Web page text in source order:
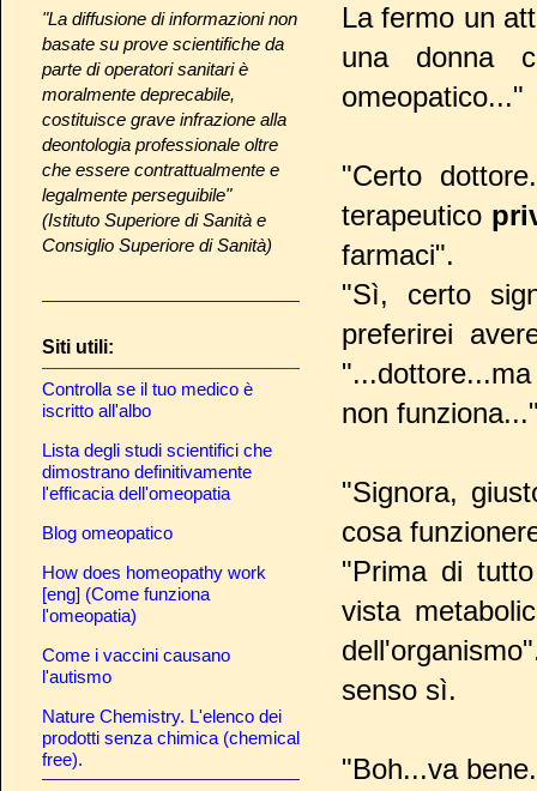
La fermo un
una donna
omeopatico..."
"Certo
terapeutico
farmaci".
"Sì, certo
preferirei
non
"Signora,
cosa
"Prima di
vista
senso sì.
"Boh...va
"La diffusione di informazioni non
basate su prove scientifiche da
parte di operatori sanitari è
moralmente deprecabile,
costituisce grave infrazione alla
deontologia professionale oltre
che essere contrattualmente e
legalmente perseguibile"
(Istituto Superiore di Sanità e
Consiglio Superiore di Sanità)
Siti utili:
Controlla se il tuo medico è
iscritto all'albo
Lista degli studi scientifici che
dimostrano definitivamente
l'efficacia dell'omeopatia
Blog omeopatico
How does homeopathy work
[eng] (Come funziona
l'omeopatia)
Come i vaccini causano
l'autismo
Nature Chemistry. L'elenco dei
prodotti senza chimica (chemical
free).